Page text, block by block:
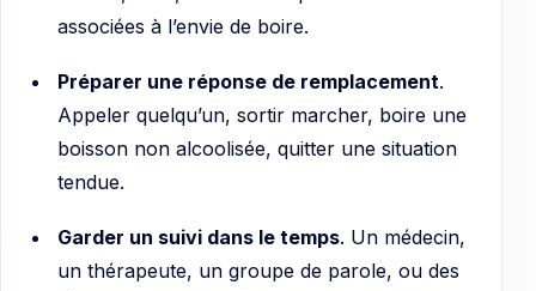
associées à l’envie de boire.
Préparer une réponse de remplacement.
Appeler quelqu’un, sortir marcher, boire une
boisson non alcoolisée, quitter une situation
tendue.
Garder un suivi dans le temps. Un médecin,
un thérapeute, un groupe de parole, ou des